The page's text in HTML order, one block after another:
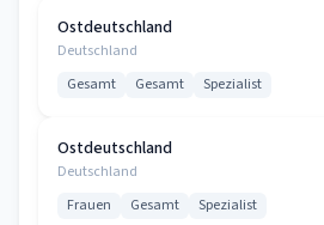
Ostdeutschland
Deutschland
Gesamt Gesamt Spezialist
Ostdeutschland
Deutschland
Frauen Gesamt Spezialist